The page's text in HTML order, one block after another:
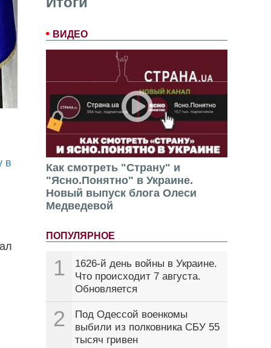
ВИДЕО
Как смотреть "Страну" и
"Ясно.Понятно" в Украине.
Новый выпуск блога Олеси
Медведевой
ПОПУЛЯРНОЕ
1
1626-й день войны в Украине.
Что происходит 7 августа.
Обновляется
2
Под Одессой военкомы
выбили из полковника СБУ 55
тысяч гривен
в